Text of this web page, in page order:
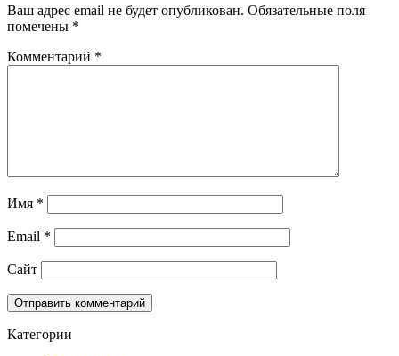
Ваш адрес email не будет опубликован. Обязательные поля
помечены *
Комментарий *
Имя *
Email *
Сайт
Категории